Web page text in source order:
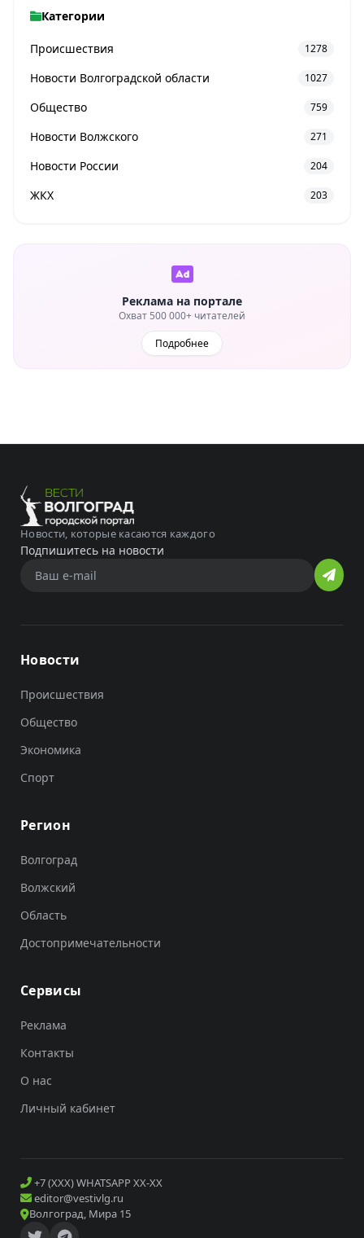
Категории
Происшествия 1278
Новости Волгоградской области 1027
Общество 759
Новости Волжского 271
Новости России 204
ЖКХ 203
Реклама на портале
Охват 500 000+ читателей
Подробнее
Новости, которые касаются каждого
Подпишитесь на новости
Новости
Происшествия
Общество
Экономика
Спорт
Регион
Волгоград
Волжский
Область
Достопримечательности
Сервисы
Реклама
Контакты
О нас
Личный кабинет
+7 (XXX) WHATSAPP XX-XX
editor@vestivlg.ru
Волгоград, Мира 15